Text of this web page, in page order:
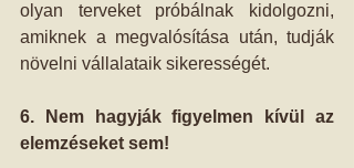
olyan terveket próbálnak kidolgozni,
amiknek a megvalósítása után, tudják
növelni vállalataik sikerességét.
6. Nem hagyják figyelmen kívül az
elemzéseket sem!